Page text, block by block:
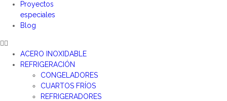
Proyectos
especiales
Blog
ACERO INOXIDABLE
REFRIGERACIÓN
CONGELADORES
CUARTOS FRÍOS
REFRIGERADORES